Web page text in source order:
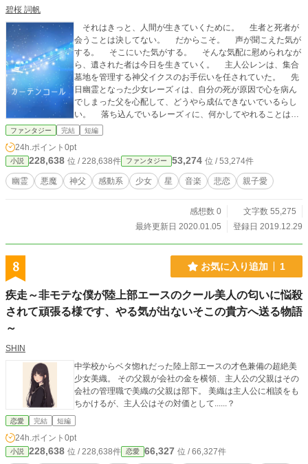
碧桜 詞帆
それはきっと、人間が生きていくために。 生者と死者が
会うことは決してない。 だからこそ。 声が聞こえた気が
する。 そこにいた気がする。 そんな気配に慰められなが
ら、遺された者は今日を生きていく。 主人公レンは、集合
墓地を管理する神父イクスのお手伝いを任されていた。 先
日幽霊となった少女レーズィは、自分の死が原因で心を病ん
でしまった父を心配して、どうやら成仏できないでいるらし
い。 落ち込んでいるレーズィに、何かしてやれることはな
いかと探すレンだが――。 ※ゲーム用シナリオとして書き
ル・BGM・SE・キャラの登場退出などに頼って描写していな
いところも多々あるので、読みにくいかもしれません…。
元々は友人に大学の学祭展示用として頼まれて作ったシナリ
オです。 1ルート10分程度で終わる、背景やスチルは極力
ンディングに行くのは1つのみ、など友人の希望と制作する方
の負担を減らすなどの色々な制約のもと制作しております。
何度も同じだったり似た場面が出て、しつこく感じるかもし
り遊んで付けてます。読んでもらうのが申し訳ないような仕
様ですが、サウンドノベルゲームをプレイしているような気
持ちで読んでいただけたら幸いです。 ※本作はエブリスタに
ファンタジー 完結 短編
24h.ポイント 0pt
小説 228,638 位 / 228,638件 ファンタジー 53,274 位 / 53,274件
幽霊 悪魔 神父 感動系 少女 星 音楽 悲恋 親子愛
感想数 0
文字数 55,275
最終更新日 2020.01.05
登録日 2019.12.29
8 お気に入り追加 1
疾走～非モテな僕が陸上部エースのクール美人の匂いに悩殺
されて頑張る様です、やる気が出ないそこの貴方へ送る物語
～
SHIN
中学校からベタ惚れだった陸上部エースの才色兼備の超絶美
少女美織。 その父親が会社の金を横領、主人公の父親はその
会社の管理職で美織の父親は部下。 美織は主人公に相談をも
ちかけるが、主人公はその対価として......？
恋愛 完結 短編
24h.ポイント 0pt
小説 228,638 位 / 228,638件 恋愛 66,327 位 / 66,327件